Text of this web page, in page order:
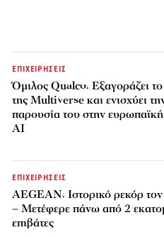
ΕΠΙΧΕΙΡΗΣΕΙΣ
Όμιλος Qualco: Εξαγοράζει
της Multiverse και ενισχύει
παρουσία του στην
AI
ΕΠΙΧΕΙΡΗΣΕΙΣ
AEGEAN: Ιστορικό ρεκόρ τον
– Μετέφερε πάνω από 2
επιβάτες